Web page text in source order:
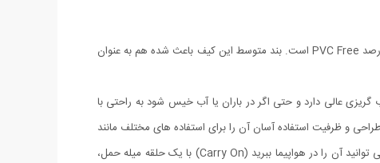
ساک مسافرتی تاشو Wind Blows ضدآب تولید شده و بسیار باکیفیت و زیبا است. جنس این کیف برزنت ضدآب با درجه کیفیت AA+ و 100درصد PVC Free است. بند متوسط این کیف باعث شده هم به عنوان
برابر سایش و پارگی آب گریزی عالی دارد و حتی اگر در باران یا آب خیس شود به راحتی با
و ظرفیت استفاده آسان آن را برای استفاده های مختلف مانند
مسافرت، سفرهای کاری و بخش خانه مناسب می کند. همچنین برای نگهداری لباس ها و اقلام کوچکی که خارج از فصل هستند مفید است. و می توانید آن را در هواپیما ببرید (Carry On) با یک حلقه میله حمل،